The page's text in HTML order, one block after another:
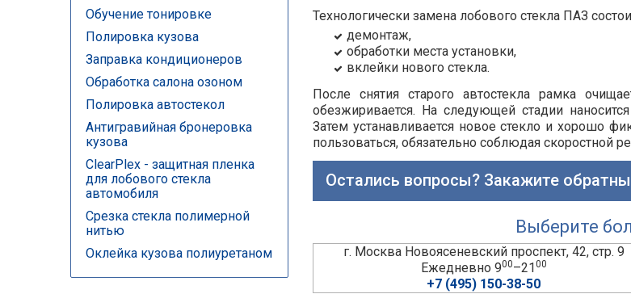
Обучение тонировке
Полировка кузова
Заправка кондиционеров
Обработка салона озоном
Полировка автостекол
Антигравийная бронеровка
кузова
ClearPlex - защитная пленка
для лобового стекла
автомобиля
Срезка стекла полимерной
нитью
Оклейка кузова полиуретаном
Технологически замена лобового стекла ПАЗ
демонтаж,
обработки места установки,
вклейки нового стекла.
После снятия старого автостекла рамка
обезжиривается. На следующей стадии
Затем устанавливается новое стекло и хорошо
пользоваться, обязательно соблюдая скоростной
Остались вопросы? Закажите
Выберите
г. Москва Новоясеневский проспект, 42, стр. 9
Ежедневно 900–2100
+7 (495) 150-38-50